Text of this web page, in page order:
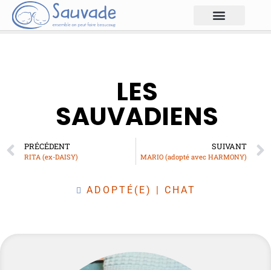
LES
SAUVADIENS
PRÉCÉDENT
RITA (ex-DAISY)
SUIVANT
MARIO (adopté avec HARMONY)
ADOPTÉ(E) | CHAT